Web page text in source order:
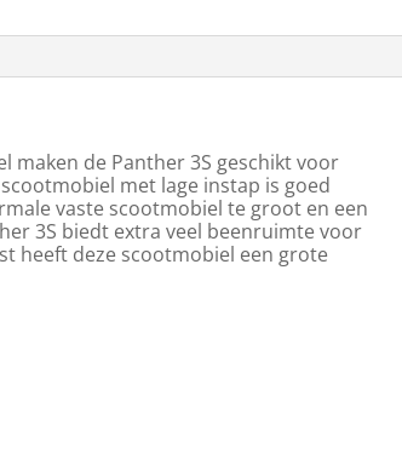
maken de Panther 3S geschikt voor
met lage instap is goed
vaste scootmobiel te groot en een
3S biedt extra veel beenruimte voor
heeft deze scootmobiel een grote